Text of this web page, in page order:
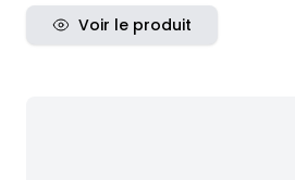
Voir le produit